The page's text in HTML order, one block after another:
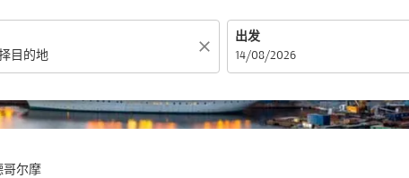
close
出发
fc-booking-departure-date-aria-label
14/08/2026
哥尔摩